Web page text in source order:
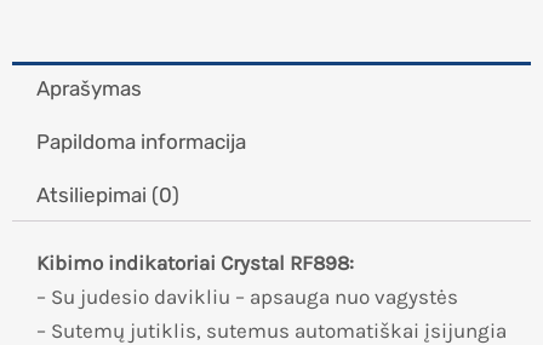
Aprašymas
Papildoma informacija
Atsiliepimai (0)
Kibimo indikatoriai Crystal RF898:
– Su judesio davikliu – apsauga nuo vagystės
– Sutemų jutiklis, sutemus automatiškai įsijungia